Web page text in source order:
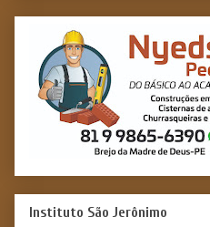
Instituto São Jerônimo